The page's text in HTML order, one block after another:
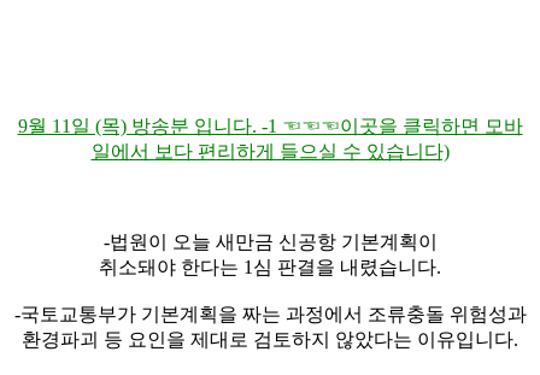
9월 11일 (목) 방송분 입니다. -1 ☜☜☜이곳을 클릭하면 모바
일에서 보다 편리하게 들으실 수 있습니다)
-법원이 오늘 새만금 신공항 기본계획이
취소돼야 한다는 1심 판결을 내렸습니다.
-국토교통부가 기본계획을 짜는 과정에서 조류충돌 위험성과
환경파괴 등 요인을 제대로 검토하지 않았다는 이유입니다.